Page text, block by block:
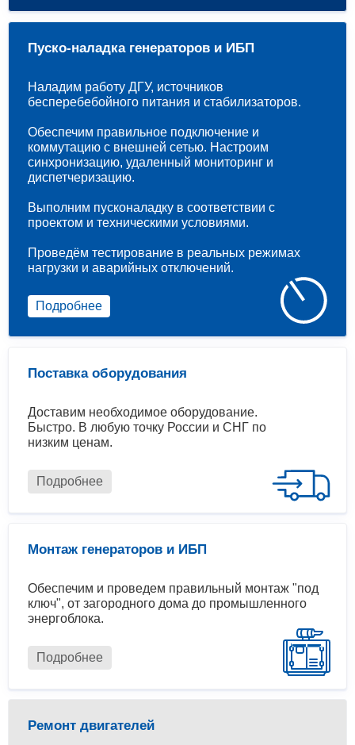
Поставка оборудования
Доставим необходимое оборудование.
Быстро. В любую точку России и СНГ по
низким ценам.
Подробнее
Монтаж генераторов и ИБП
Обеспечим и проведем правильный монтаж "под
ключ", от загородного дома до промышленного
энергоблока.
Подробнее
Пуско-наладка генераторов и ИБП
Наладим работу ДГУ, источников
бесперебебойного питания и стабилизаторов.
Обеспечим правильное подключение и
коммутацию с внешней сетью. Настроим
синхронизацию, удаленный мониторинг и
диспетчеризацию.
Выполним пусконаладку в соответствии с
проектом и техническими условиями.
Проведём тестирование в реальных режимах
нагрузки и аварийных отключений.
Подробнее
Ремонт двигателей